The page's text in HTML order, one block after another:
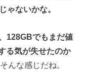
ゃないかな。
128GBでもまだ値
る気が失せたのか
んな感じだね。